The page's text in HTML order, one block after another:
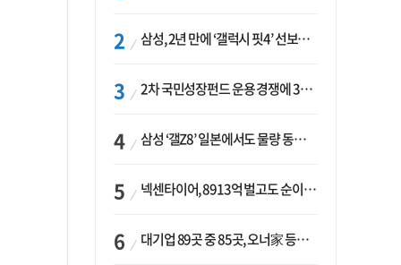
삼성, 2년 만에 ‘갤럭시 핏4’ 선보이나…웨어러블 생태계 확장 ‘시동’
2차 국민성장펀드 운용 경쟁에 33개사 몰렸다…신한·하나 등 새 얼굴 대거 합류
삼성 ‘갤Z8’ 일본에서도 물량 동났다…애플 참전 앞두고 선두 수성 ‘시험대’
넥센타이어, 8913억 벌고도 순이익 2억…유럽 세부담에 이익 증발
대기업 89곳 중 85곳, 오너家 등기임원 겸직…BS 46곳·SM 45곳 ‘족벌경영’ 고착화